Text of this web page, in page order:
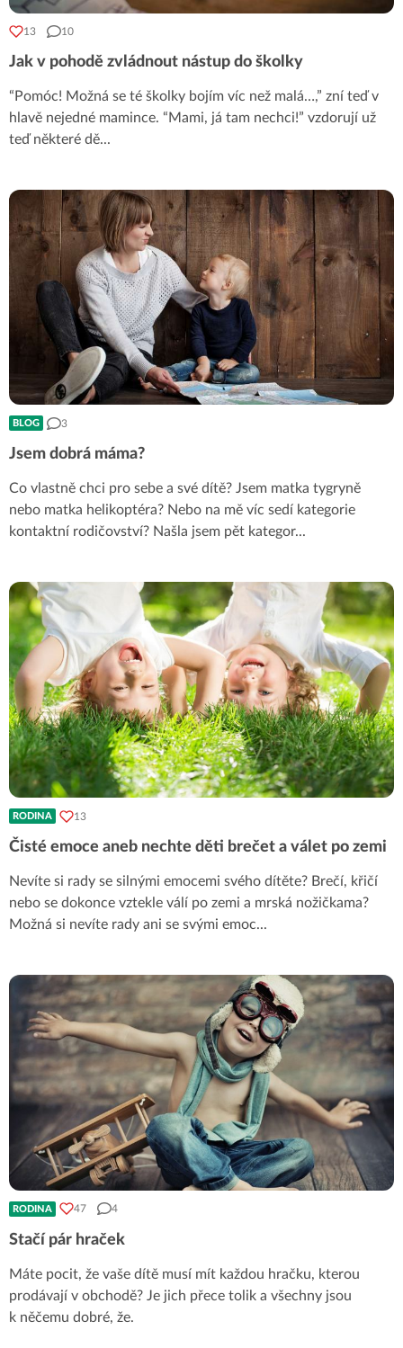
13 10
Jak v pohodě zvládnout nástup do školky
“Pomóc! Možná se té školky bojím víc než malá…,” zní teď v
hlavě nejedné mamince. “Mami, já tam nechci!” vzdorují už
teď některé dě...
BLOG 3
Jsem dobrá máma?
Co vlastně chci pro sebe a své dítě? Jsem matka tygryně
nebo matka helikoptéra? Nebo na mě víc sedí kategorie
kontaktní rodičovství? Našla jsem pět kategor...
RODINA 13
Čisté emoce aneb nechte děti brečet a válet po zemi
Nevíte si rady se silnými emocemi svého dítěte? Brečí, křičí
nebo se dokonce vztekle válí po zemi a mrská nožičkama?
Možná si nevíte rady ani se svými emoc...
RODINA 47 4
Stačí pár hraček
Máte pocit, že vaše dítě musí mít každou hračku, kterou
prodávají v obchodě? Je jich přece tolik a všechny jsou
k něčemu dobré, že.